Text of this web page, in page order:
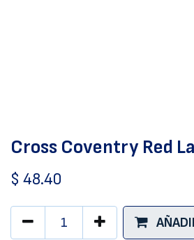
Cross Coventry Red
$ 48.40